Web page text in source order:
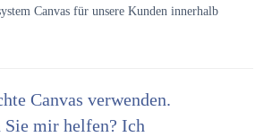
Canvas für unsere Kunden innerhalb
Canvas verwenden.
Sie mir helfen? Ich